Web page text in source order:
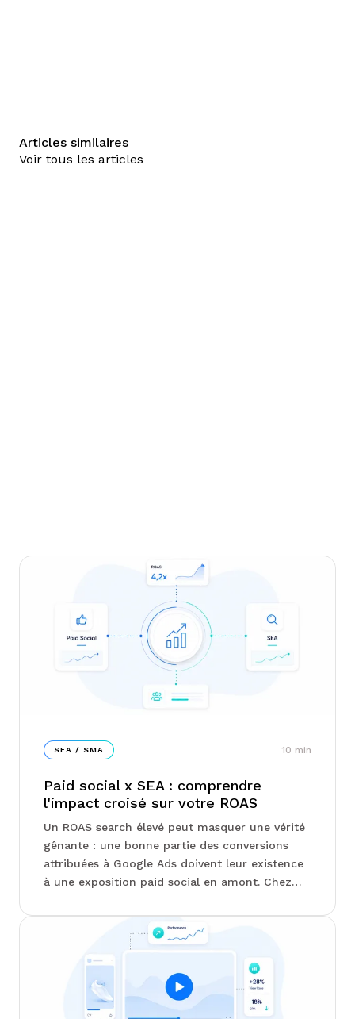
Articles similaires
Voir tous les articles
SEA / SMA 10 min
Paid social x SEA : comprendre
l'impact croisé sur votre ROAS
Un ROAS search élevé peut masquer une vérité
gênante : une bonne partie des conversions
attribuées à Google Ads doivent leur existence
à une exposition paid social en amont. Chez
ROAS combiné sans double comptage, quels
tests d'incrémentalité révèlent la vraie
contribution de chaque canal, et pourquoi
arbitrer budget par budget appauvrit la
performance globale...